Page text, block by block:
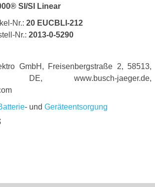
SI/SI Linear
Nr.: 20 EUCBLI-212
Nr.: 2013-0-5290
GmbH, Freisenbergstraße 2, 58513,
DE, www.busch-jaeger.de,
- und Geräteentsorgung